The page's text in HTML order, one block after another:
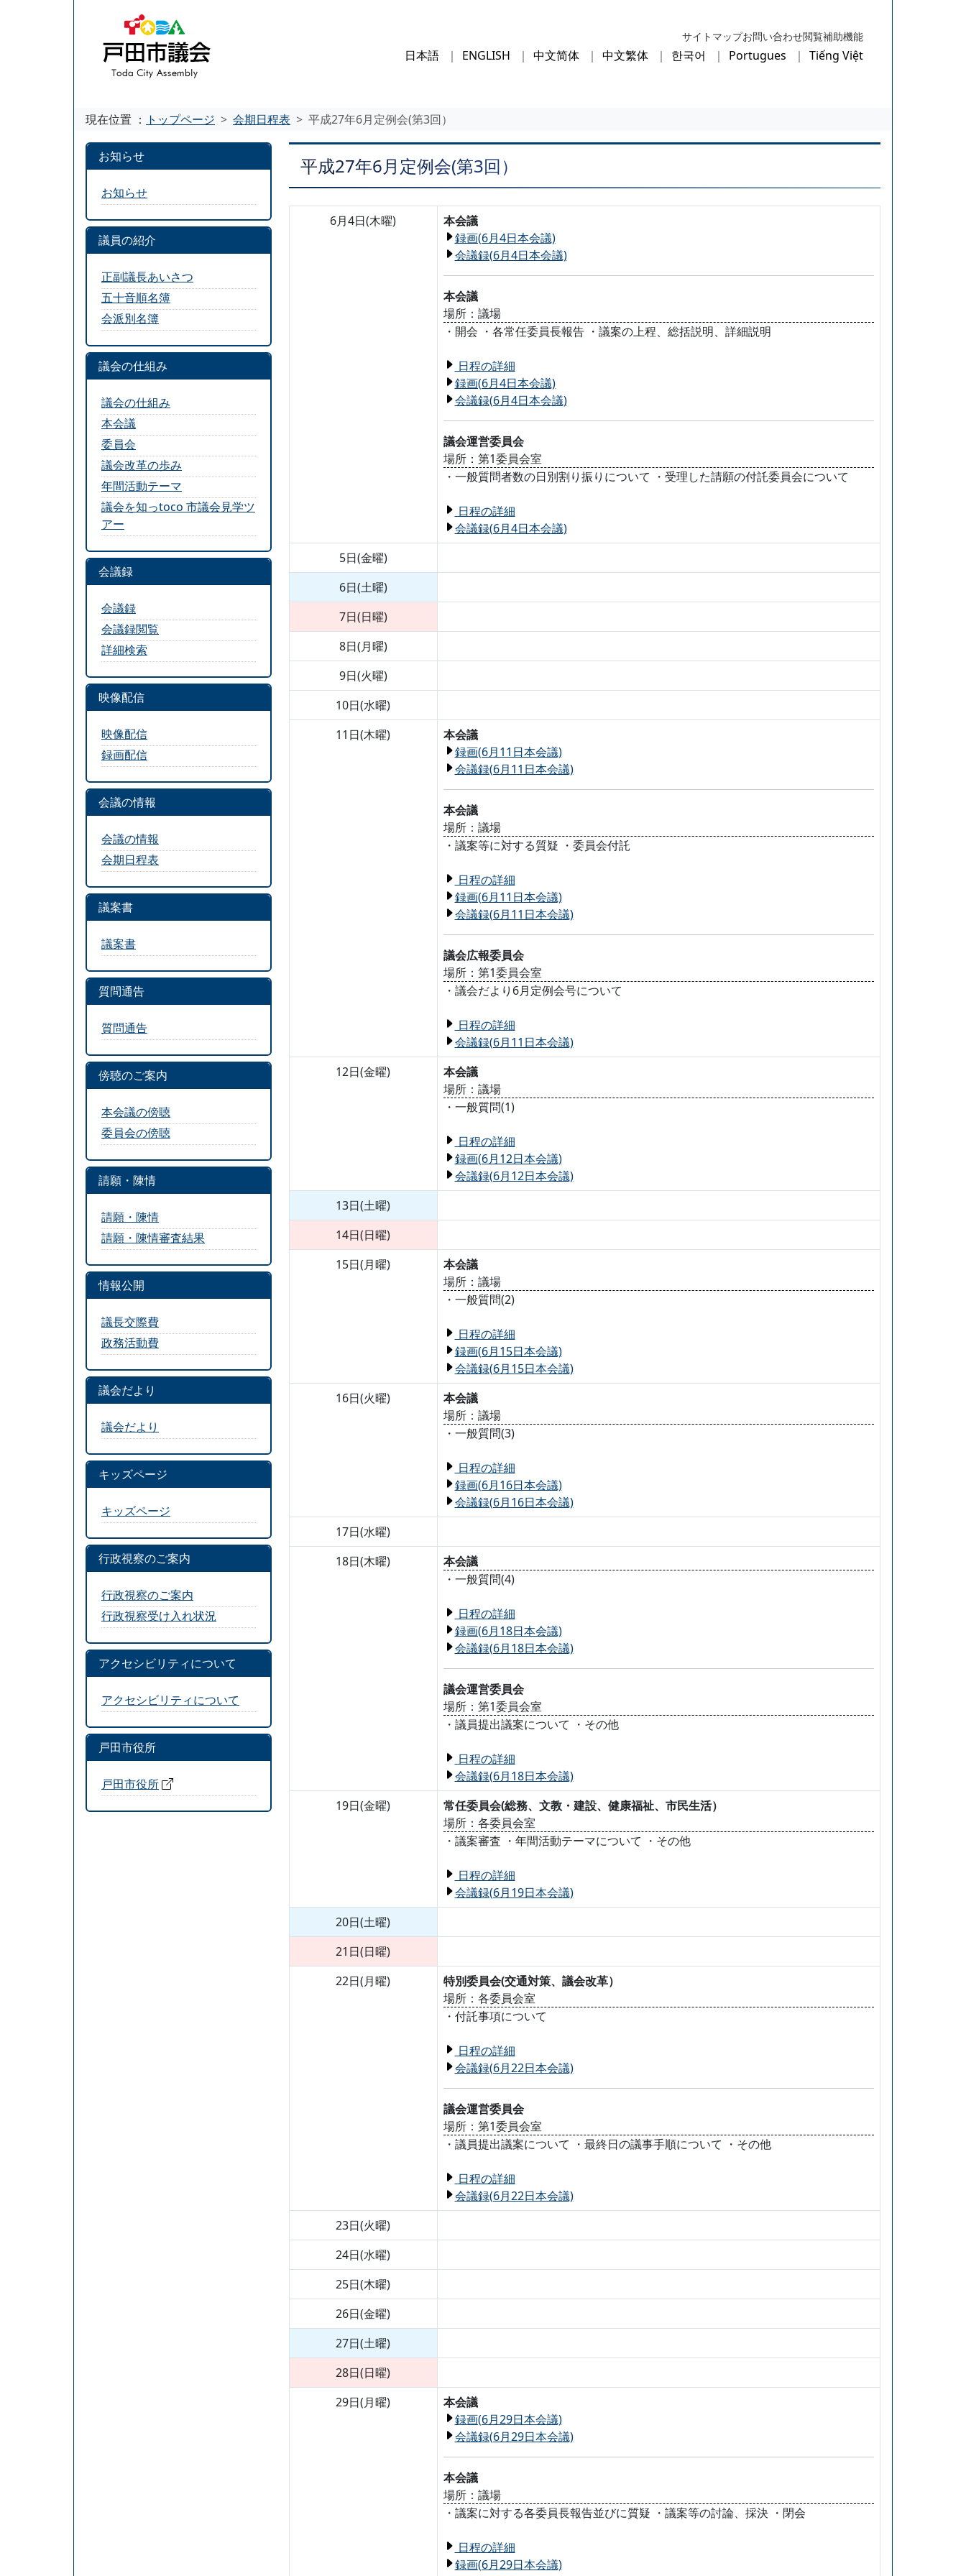
サイトマップお問い合わせ閲覧補助機能
日本語 ENGLISH 中文简体 中文繁体 한국어 Portugues Tiếng Việt
現在位置 ： トップページ 会期日程表 平成27年6月定例会(第3回）
平成27年6月定例会(第3回）
6月4日(木曜)
本会議
録画(6月4日本会議)
会議録(6月4日本会議)
本会議
場所：議場
・開会 ・各常任委員長報告 ・議案の上程、総括説明、詳細説明
日程の詳細
録画(6月4日本会議)
会議録(6月4日本会議)
議会運営委員会
場所：第1委員会室
・一般質問者数の日別割り振りについて ・受理した請願の付託委員会について
日程の詳細
会議録(6月4日本会議)
5日(金曜)
6日(土曜)
7日(日曜)
8日(月曜)
9日(火曜)
10日(水曜)
11日(木曜)
本会議
録画(6月11日本会議)
会議録(6月11日本会議)
本会議
場所：議場
・議案等に対する質疑 ・委員会付託
日程の詳細
録画(6月11日本会議)
会議録(6月11日本会議)
議会広報委員会
場所：第1委員会室
・議会だより6月定例会号について
日程の詳細
会議録(6月11日本会議)
12日(金曜)
本会議
場所：議場
・一般質問(1)
日程の詳細
録画(6月12日本会議)
会議録(6月12日本会議)
13日(土曜)
14日(日曜)
15日(月曜)
本会議
場所：議場
・一般質問(2)
日程の詳細
録画(6月15日本会議)
会議録(6月15日本会議)
16日(火曜)
本会議
場所：議場
・一般質問(3)
日程の詳細
録画(6月16日本会議)
会議録(6月16日本会議)
17日(水曜)
18日(木曜)
本会議
・一般質問(4)
日程の詳細
録画(6月18日本会議)
会議録(6月18日本会議)
議会運営委員会
場所：第1委員会室
・議員提出議案について ・その他
日程の詳細
会議録(6月18日本会議)
19日(金曜)
常任委員会(総務、文教・建設、健康福祉、市民生活）
場所：各委員会室
・議案審査 ・年間活動テーマについて ・その他
日程の詳細
会議録(6月19日本会議)
20日(土曜)
21日(日曜)
22日(月曜)
特別委員会(交通対策、議会改革）
場所：各委員会室
・付託事項について
日程の詳細
会議録(6月22日本会議)
議会運営委員会
場所：第1委員会室
・議員提出議案について ・最終日の議事手順について ・その他
日程の詳細
会議録(6月22日本会議)
23日(火曜)
24日(水曜)
25日(木曜)
26日(金曜)
27日(土曜)
28日(日曜)
29日(月曜)
本会議
録画(6月29日本会議)
会議録(6月29日本会議)
本会議
場所：議場
・議案に対する各委員長報告並びに質疑 ・議案等の討論、採決 ・閉会
日程の詳細
録画(6月29日本会議)
お知らせ
お知らせ
議員の紹介
正副議長あいさつ
五十音順名簿
会派別名簿
議会の仕組み
議会の仕組み
本会議
委員会
議会改革の歩み
年間活動テーマ
議会を知っtoco 市議会見学ツ
アー
会議録
会議録
会議録閲覧
詳細検索
映像配信
映像配信
録画配信
会議の情報
会議の情報
会期日程表
議案書
議案書
質問通告
質問通告
傍聴のご案内
本会議の傍聴
委員会の傍聴
請願・陳情
請願・陳情
請願・陳情審査結果
情報公開
議長交際費
政務活動費
議会だより
議会だより
キッズページ
キッズページ
行政視察のご案内
行政視察のご案内
行政視察受け入れ状況
アクセシビリティについて
アクセシビリティについて
戸田市役所
戸田市役所